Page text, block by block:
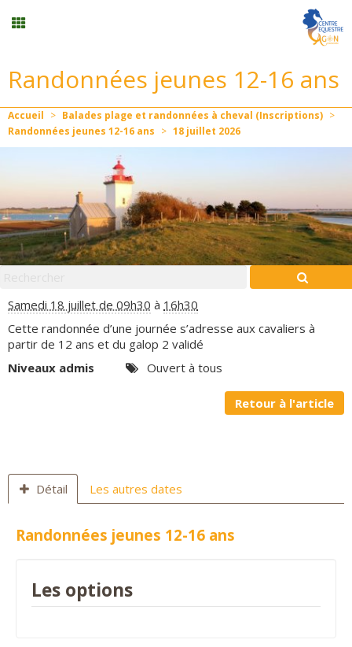
Stages vacances
Planning
Formation professionnelle
0 Panier
Randonnées jeunes 12-16 ans
Accueil > Balades plage et randonnées à cheval (Inscriptions) >
Randonnées jeunes 12-16 ans > 18 juillet 2026
Samedi 18 juillet de 09h30 à 16h30
Cette randonnée d’une journée s’adresse aux cavaliers à
partir de 12 ans et du galop 2 validé
Niveaux admis
Ouvert à tous
Retour à l'article
Détail Les autres dates
Randonnées jeunes 12-16 ans
Les options